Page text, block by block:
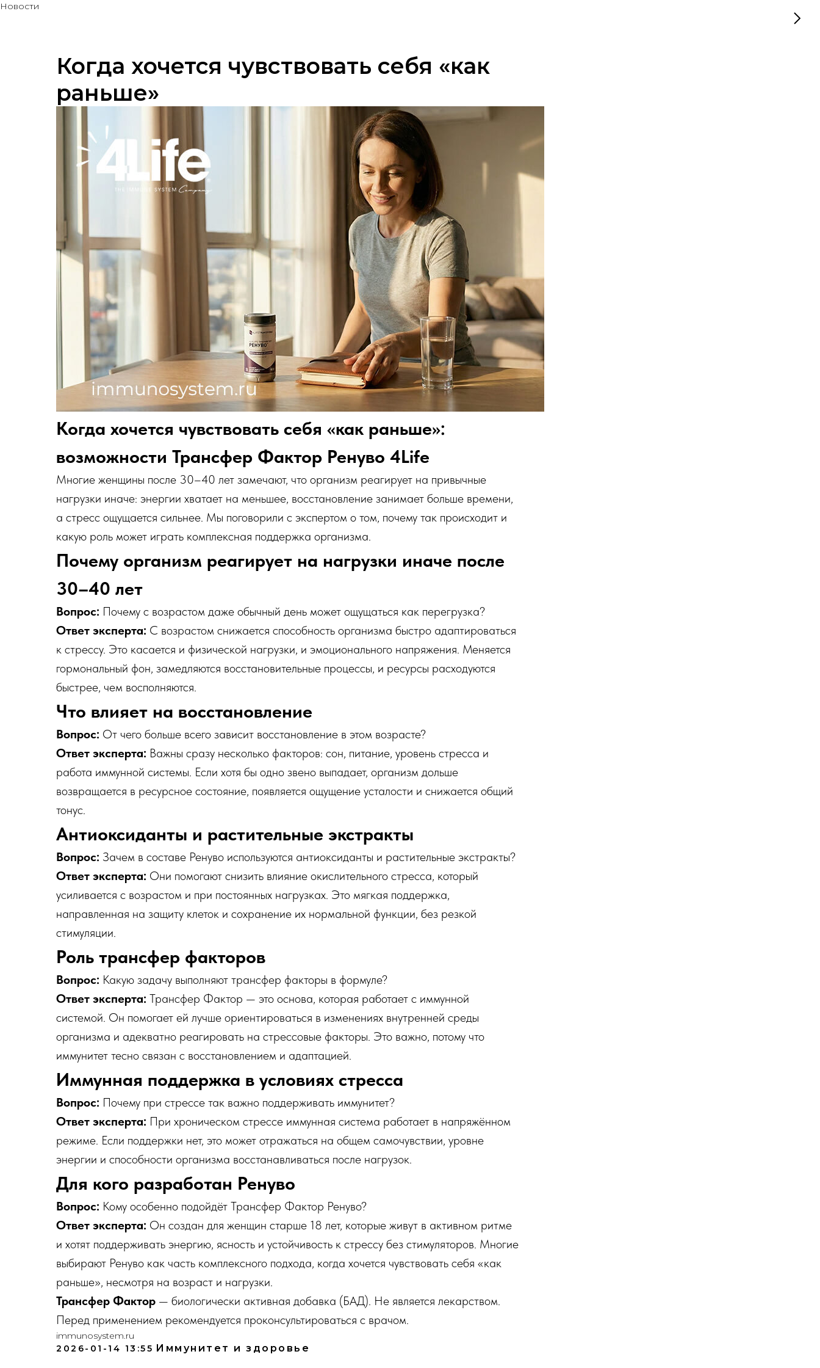
Новости
Когда хочется чувствовать себя «как
раньше»
Когда хочется чувствовать себя «как раньше»:
возможности Трансфер Фактор Ренуво 4Life
Многие женщины после 30–40 лет замечают, что организм реагирует на привычные
нагрузки иначе: энергии хватает на меньшее, восстановление занимает больше времени,
а стресс ощущается сильнее. Мы поговорили с экспертом о том, почему так происходит и
какую роль может играть комплексная поддержка организма.
Почему организм реагирует на нагрузки иначе после
30–40 лет
Вопрос: Почему с возрастом даже обычный день может ощущаться как перегрузка?
Ответ эксперта: С возрастом снижается способность организма быстро адаптироваться
к стрессу. Это касается и физической нагрузки, и эмоционального напряжения. Меняется
гормональный фон, замедляются восстановительные процессы, и ресурсы расходуются
быстрее, чем восполняются.
Что влияет на восстановление
Вопрос: От чего больше всего зависит восстановление в этом возрасте?
Ответ эксперта: Важны сразу несколько факторов: сон, питание, уровень стресса и
работа иммунной системы. Если хотя бы одно звено выпадает, организм дольше
возвращается в ресурсное состояние, появляется ощущение усталости и снижается общий
тонус.
Антиоксиданты и растительные экстракты
Вопрос: Зачем в составе Ренуво используются антиоксиданты и растительные экстракты?
Ответ эксперта: Они помогают снизить влияние окислительного стресса, который
усиливается с возрастом и при постоянных нагрузках. Это мягкая поддержка,
направленная на защиту клеток и сохранение их нормальной функции, без резкой
стимуляции.
Роль трансфер факторов
Вопрос: Какую задачу выполняют трансфер факторы в формуле?
Ответ эксперта: Трансфер Фактор — это основа, которая работает с иммунной
системой. Он помогает ей лучше ориентироваться в изменениях внутренней среды
организма и адекватно реагировать на стрессовые факторы. Это важно, потому что
иммунитет тесно связан с восстановлением и адаптацией.
Иммунная поддержка в условиях стресса
Вопрос: Почему при стрессе так важно поддерживать иммунитет?
Ответ эксперта: При хроническом стрессе иммунная система работает в напряжённом
режиме. Если поддержки нет, это может отражаться на общем самочувствии, уровне
энергии и способности организма восстанавливаться после нагрузок.
Для кого разработан Ренуво
Вопрос: Кому особенно подойдёт Трансфер Фактор Ренуво?
Ответ эксперта: Он создан для женщин старше 18 лет, которые живут в активном ритме
и хотят поддерживать энергию, ясность и устойчивость к стрессу без стимуляторов. Многие
выбирают Ренуво как часть комплексного подхода, когда хочется чувствовать себя «как
раньше», несмотря на возраст и нагрузки.
Трансфер Фактор — биологически активная добавка (БАД). Не является лекарством.
Перед применением рекомендуется проконсультироваться с врачом.
immunosystem.ru
2026-01-14 13:55 Иммунитет и здоровье